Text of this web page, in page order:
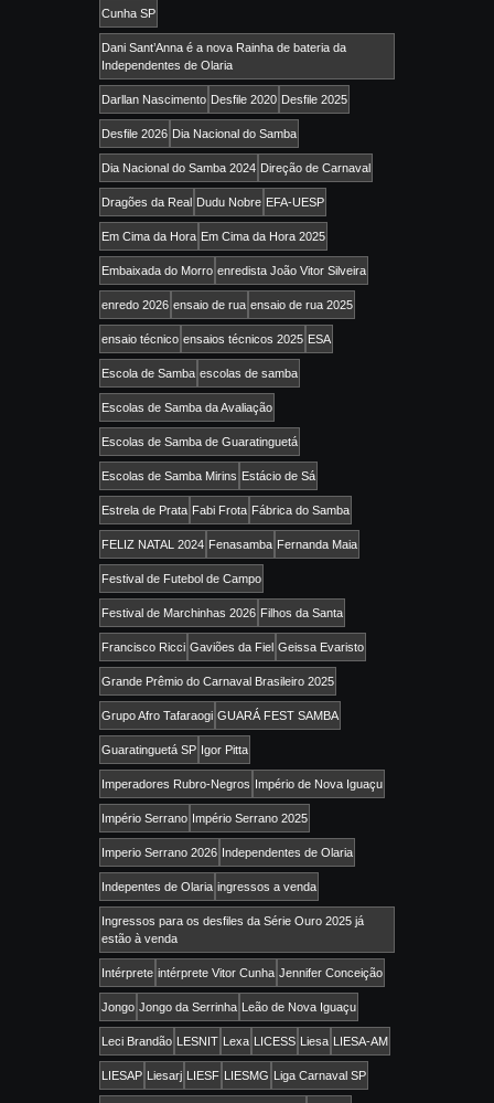
Cunha SP
Dani Sant’Anna é a nova Rainha de bateria da
Independentes de Olaria
Darllan Nascimento Desfile 2020 Desfile 2025
Desfile 2026 Dia Nacional do Samba
Dia Nacional do Samba 2024 Direção de Carnaval
Dragões da Real Dudu Nobre EFA-UESP
Em Cima da Hora Em Cima da Hora 2025
Embaixada do Morro enredista João Vitor Silveira
enredo 2026 ensaio de rua ensaio de rua 2025
ensaio técnico ensaios técnicos 2025 ESA
Escola de Samba escolas de samba
Escolas de Samba da Avaliação
Escolas de Samba de Guaratinguetá
Escolas de Samba Mirins Estácio de Sá
Estrela de Prata Fabi Frota Fábrica do Samba
FELIZ NATAL 2024 Fenasamba Fernanda Maia
Festival de Futebol de Campo
Festival de Marchinhas 2026 Filhos da Santa
Francisco Ricci Gaviões da Fiel Geissa Evaristo
Grande Prêmio do Carnaval Brasileiro 2025
Grupo Afro Tafaraogi GUARÁ FEST SAMBA
Guaratinguetá SP Igor Pitta
Imperadores Rubro-Negros Império de Nova Iguaçu
Império Serrano Império Serrano 2025
Imperio Serrano 2026 Independentes de Olaria
Indepentes de Olaria ingressos a venda
Ingressos para os desfiles da Série Ouro 2025 já
estão à venda
Intérprete intérprete Vitor Cunha Jennifer Conceição
Jongo Jongo da Serrinha Leão de Nova Iguaçu
Leci Brandão LESNIT Lexa LICESS Liesa LIESA-AM
LIESAP Liesarj LIESF LIESMG Liga Carnaval SP